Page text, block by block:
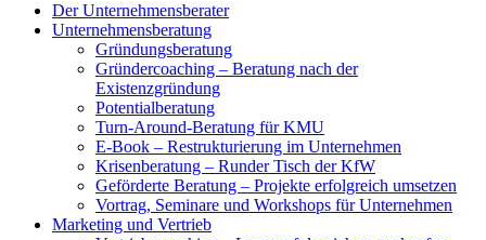
Der Unternehmensberater
Unternehmensberatung
Gründungsberatung
Gründercoaching – Beratung nach der
Existenzgründung
Potentialberatung
Turn-Around-Beratung für KMU
E-Book – Restrukturierung im Unternehmen
Krisenberatung – Runder Tisch der KfW
Geförderte Beratung – Projekte erfolgreich umsetzen
Vortrag, Seminare und Workshops für Unternehmen
Marketing und Vertrieb